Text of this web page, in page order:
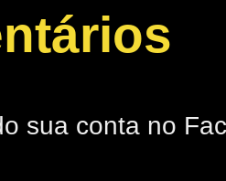
sua conta no